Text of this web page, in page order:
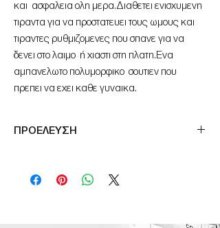
και ασφαλεια ολη μερα.Διαθετει ενισχυμενη
τιραντα για να προστατευει τους ωμους και
τιραντες ρυθμιζομενες που σπανε για να
δενει στο λαιμο ή χιαστι στη πλατη.Ενα
αμπανελωτο πολυμορφικο σουτιεν που
πρεπει να εχει καθε γυναικα.
ΠΡΟΕΛΕΥΣΗ